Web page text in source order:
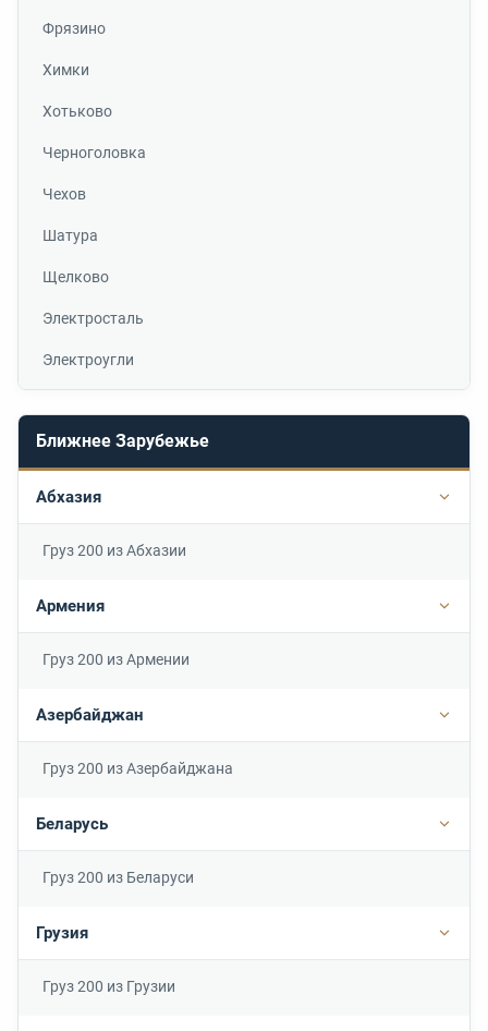
Фрязино
Химки
Хотьково
Черноголовка
Чехов
Шатура
Щелково
Электросталь
Электроугли
Ближнее Зарубежье
Абхазия
Груз 200 из Абхазии
Армения
Груз 200 из Армении
Азербайджан
Груз 200 из Азербайджана
Беларусь
Груз 200 из Беларуси
Грузия
Груз 200 из Грузии